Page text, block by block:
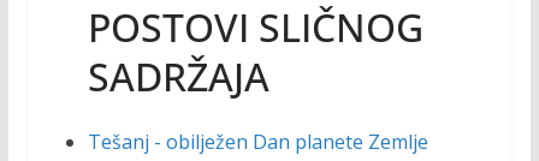
POSTOVI SLIČNOG
SADRŽAJA
Tešanj - obilježen Dan planete Zemlje